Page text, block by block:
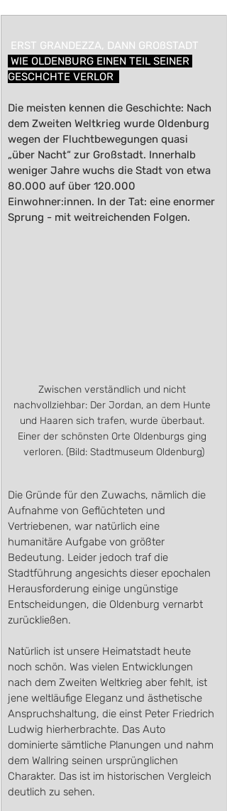
ERST GRANDEZZA, DANN GROßSTADT
GESCHCHTE VERLOR
Die meisten kennen die Geschichte: Nach
dem Zweiten Weltkrieg wurde Oldenburg
wegen der Fluchtbewegungen quasi
„über Nacht“ zur Großstadt. Innerhalb
weniger Jahre wuchs die Stadt von etwa
80.000 auf über 120.000
Einwohner:innen. In der Tat: eine enormer
Sprung - mit weitreichenden Folgen.
Zwischen verständlich und nicht
nachvollziehbar: Der Jordan, an dem Hunte
und Haaren sich trafen, wurde überbaut.
Einer der schönsten Orte Oldenburgs ging
verloren. (Bild: Stadtmuseum Oldenburg)
Die Gründe für den Zuwachs, nämlich die
Aufnahme von Geflüchteten und
Vertriebenen, war natürlich eine
humanitäre Aufgabe von größter
Bedeutung. Leider jedoch traf die
Stadtführung angesichts dieser epochalen
Herausforderung einige ungünstige
Entscheidungen, die Oldenburg vernarbt
zurückließen.
Natürlich ist unsere Heimatstadt heute
noch schön. Was vielen Entwicklungen
nach dem Zweiten Weltkrieg aber fehlt, ist
jene weltläufige Eleganz und ästhetische
Anspruchshaltung, die einst Peter Friedrich
Ludwig hierherbrachte. Das Auto
dominierte sämtliche Planungen und nahm
dem Wallring seinen ursprünglichen
Charakter. Das ist im historischen Vergleich
deutlich zu sehen.